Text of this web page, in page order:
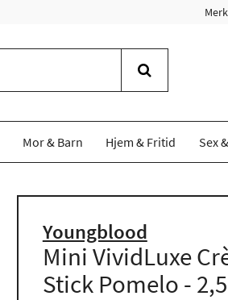
Mor & Barn Hjem & Fritid Sex
Youngblood
Mini VividLuxe
Stick Pomelo -